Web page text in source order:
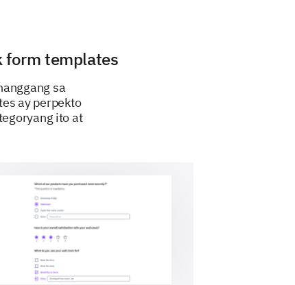
online shopping
form templates
sa
ay perpekto
ito at